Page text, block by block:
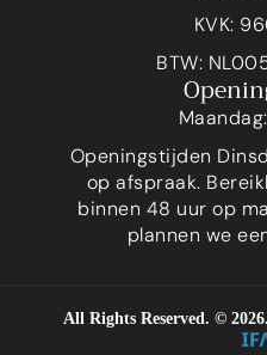
KVK:
BTW:
Openingstijden
op afspraak.
binnen 48 uur op
plannen we
All Rights Reserved. © 2026